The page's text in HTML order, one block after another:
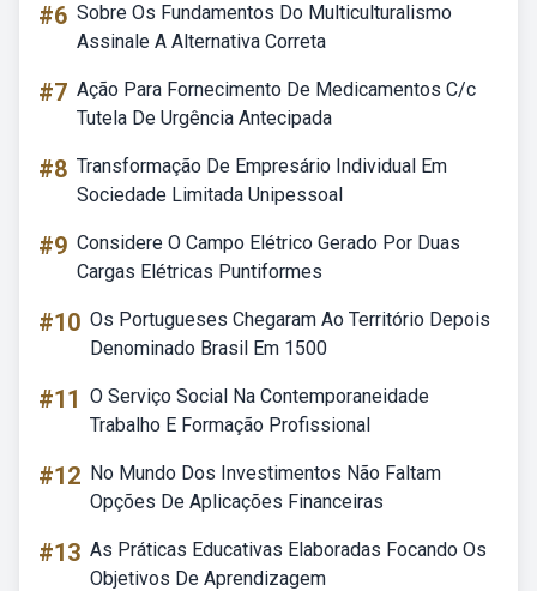
#6 Sobre Os Fundamentos Do Multiculturalismo
Assinale A Alternativa Correta
#7 Ação Para Fornecimento De Medicamentos C/c
Tutela De Urgência Antecipada
#8 Transformação De Empresário Individual Em
Sociedade Limitada Unipessoal
#9 Considere O Campo Elétrico Gerado Por Duas
Cargas Elétricas Puntiformes
#10 Os Portugueses Chegaram Ao Território Depois
Denominado Brasil Em 1500
#11 O Serviço Social Na Contemporaneidade
Trabalho E Formação Profissional
#12 No Mundo Dos Investimentos Não Faltam
Opções De Aplicações Financeiras
#13 As Práticas Educativas Elaboradas Focando Os
Objetivos De Aprendizagem